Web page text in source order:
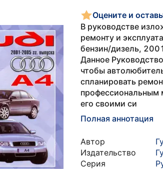
Оцените и
В руководстве
ремонту и
бензин/дизель,
Данное
чтобы
спланировать
профессиональным
его своими си
Полная аннотация
Автор
Издательство
Серия